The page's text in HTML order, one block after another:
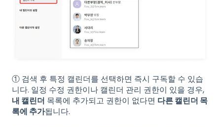
① 검색 후 특정 캘린더를 선택하면 즉시 구독할 수 있습
니다. 일정 수정 권한이나 캘린더 관리 권한이 있을 경우,
내 캘린더 목록에 추가되고 권한이 없다면 다른 캘린더 목
록에 추가됩니다.